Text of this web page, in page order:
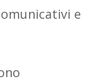
e